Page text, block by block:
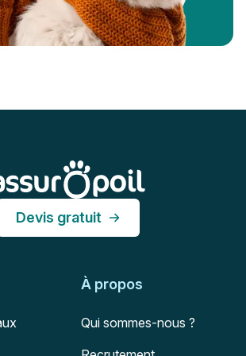
Devis gratuit
À propos
Qui sommes-nous ?